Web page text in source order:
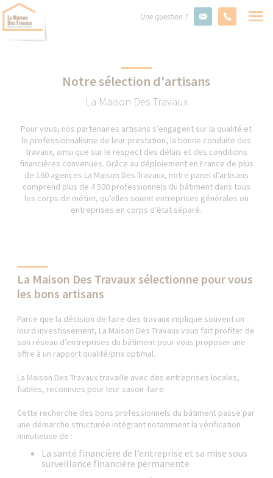
Une question ?
Notre sélection d'artisans
La Maison Des Travaux
Pour vous, nos partenaires artisans s’engagent sur la qualité et
le professionnalisme de leur prestation, la bonne conduite des
travaux, ainsi que sur le respect des délais et des conditions
financières convenues. Grâce au déploiement en France de plus
de 160 agences La Maison Des Travaux, notre panel d’artisans
comprend plus de 4 500 professionnels du bâtiment dans tous
les corps de métier, qu’elles soient entreprises générales ou
entreprises en corps d’état séparé.
La Maison Des Travaux sélectionne pour vous
les bons artisans
Parce que la décision de faire des travaux implique souvent un
lourd investissement, La Maison Des Travaux vous fait profiter de
son réseau d’entreprises du bâtiment pour vous proposer une
offre à un rapport qualité/prix optimal.
La Maison Des Travaux travaille avec des entreprises locales,
fiables, reconnues pour leur savoir-faire.
Cette recherche des bons professionnels du bâtiment passe par
une démarche structurée intégrant notamment la vérification
minutieuse de :
La santé financière de l’entreprise et sa mise sous
surveillance financière permanente